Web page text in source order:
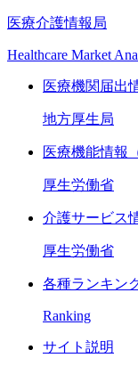
医療介護情報局
Healthcare Market
医療機関届出
地方厚生局
医療機能情報
厚生労働省
介護サービス
厚生労働省
各種ランキン
Ranking
サイト説明